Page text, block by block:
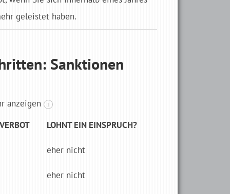
geleistet haben.
Sanktionen
anzeigen i
LOHNT EIN EINSPRUCH?
eher nicht
eher nicht